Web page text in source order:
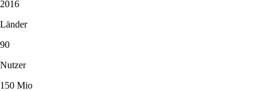
2016
Länder
90
Nutzer
150 Mio